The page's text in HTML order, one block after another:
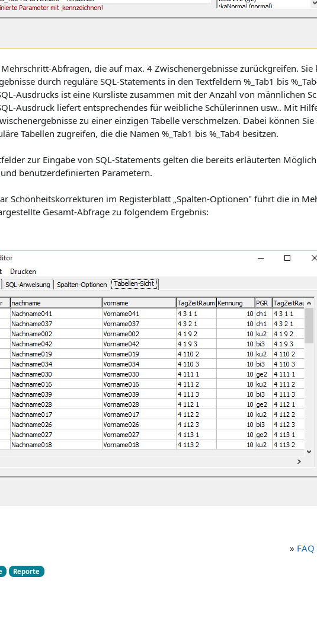
Abfragen, die auf max. 4 Zwischenergebnisse zurückgreifen. Sie
durch reguläre SQL-Statements in den Textfeldern %_Tab1 bis
Ausdrucks ist eine Kursliste zusammen mit der Anzahl von männlichen
Ausdruck liefert entsprechendes für weibliche Schülerinnen usw.. Mit
zu einer einzigen Tabelle verschmelzen. Dabei können
Tabellen zugreifen, die die Namen %_Tab1 bis %_Tab4 besitzen.
zur Eingabe von SQL-Statements gelten die bereits erläuterten
benutzerdefinierten Parametern.
Schönheitskorrekturen im Registerblatt „Spalten-Optionen" führt die in
Gesamt-Abfrage zu folgendem Ergebnis:
»
Reporte